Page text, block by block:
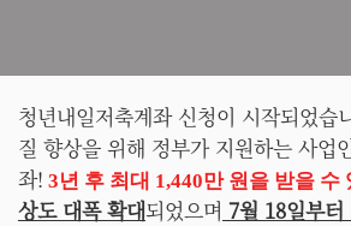
청년내일저축계좌 신청이 시작되었습
질 향상을 위해 정부가 지원하는 사업
좌! 3년 후 최대 1,440만 원을 받을 수
상도 대폭 확대되었으며 7월 18일부